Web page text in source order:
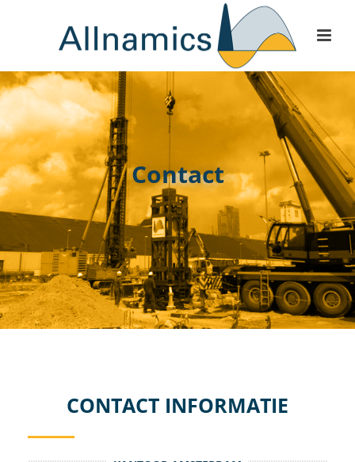
Contact
CONTACT INFORMATIE